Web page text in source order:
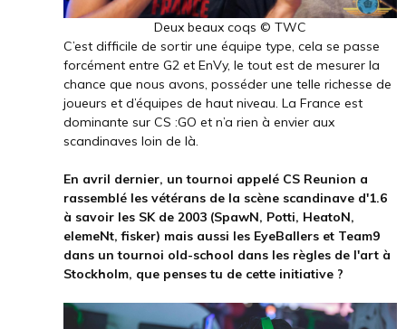
Deux beaux coqs © TWC
C’est difficile de sortir une équipe type, cela se passe
forcément entre G2 et EnVy, le tout est de mesurer la
chance que nous avons, posséder une telle richesse de
joueurs et d’équipes de haut niveau. La France est
dominante sur CS :GO et n’a rien à envier aux
scandinaves loin de là.
En avril dernier, un tournoi appelé CS Reunion a
rassemblé les vétérans de la scène scandinave d'1.6
à savoir les SK de 2003 (SpawN, Potti, HeatoN,
elemeNt, fisker) mais aussi les EyeBallers et Team9
dans un tournoi old-school dans les règles de l'art à
Stockholm, que penses tu de cette initiative ?